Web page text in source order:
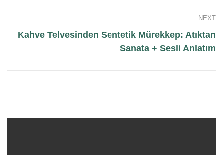
NEXT
Kahve Telvesinden Sentetik Mürekkep: Atıktan
Sanata + Sesli Anlatım